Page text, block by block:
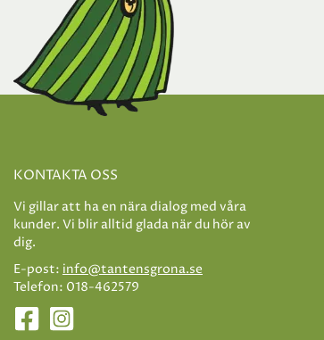
KONTAKTA OSS
Vi gillar att ha en nära dialog med våra
kunder. Vi blir alltid glada när du hör av
dig.
E-post: info@tantensgrona.se
Telefon: 018-462579